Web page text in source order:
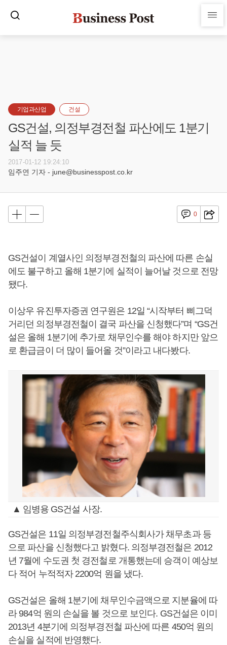
기업과산업 건설
GS건설, 의정부경전철 파산에도 1분기
실적 늘 듯
2017-01-12 19:24:10
임주연 기자 - june@businesspost.co.kr
0
GS건설이 계열사인 의정부경전철의 파산에 따른 손실
에도 불구하고 올해 1분기에 실적이 늘어날 것으로 전망
됐다.
이상우 유진투자증권 연구원은 12일 “시작부터 삐그덕
거리던 의정부경전철이 결국 파산을 신청했다”며 “GS건
설은 올해 1분기에 추가로 채무인수를 해야 하지만 앞으
로 환급금이 더 많이 들어올 것”이라고 내다봤다.
▲ 임병용 GS건설 사장.
GS건설은 11일 의정부경전철주식회사가 채무초과 등
으로 파산을 신청했다고 밝혔다. 의정부경전철은 2012
년 7월에 수도권 첫 경전철로 개통했는데 승객이 예상보
다 적어 누적적자 2200억 원을 냈다.
GS건설은 올해 1분기에 채무인수금액으로 지분율에 따
라 984억 원의 손실을 볼 것으로 보인다. GS건설은 이미
2013년 4분기에 의정부경전철 파산에 따른 450억 원의
손실을 실적에 반영했다.